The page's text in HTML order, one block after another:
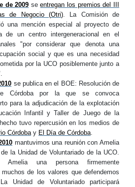
de 2009 seentregan los premios del III
de Negocio (Otri). La Comisión de
una mención especial al proyecto de
de un centro intergeneracional en el
"por considerar que denota una
social y que es una necesidad
por la UCO posiblemente junto a
se publica en el BOE: Resolución de
Córdoba por la que se convoca
para la adjudicación de la explotación
Infantil y Taller de Juego de la
tuvo repercusión en los medios de
Córdoba y El Día de Córdoba
mantuvimos una reunión con Amelia
de la Unidad de Voluntariado de la UCO.
Amelia una persona firmemente
de los valores que defendemos
Unidad de Voluntariado participará